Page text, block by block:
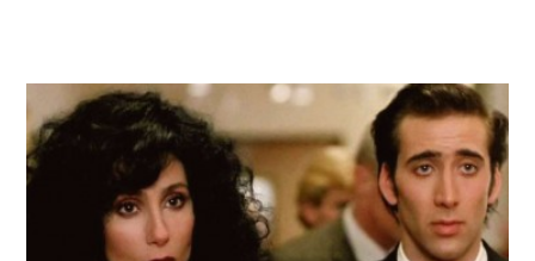
filmy
z
lat